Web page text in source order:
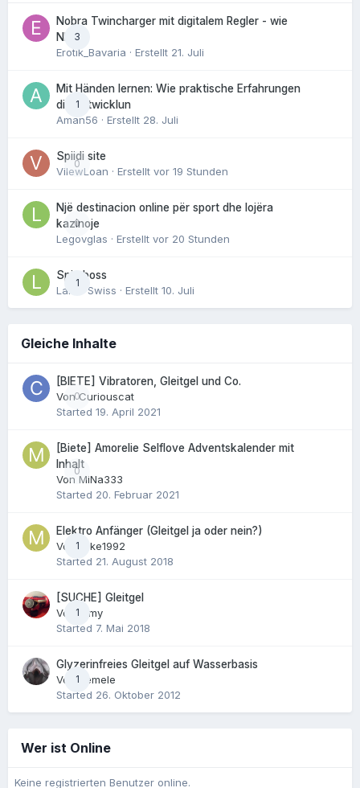
3
Nobra Twincharger mit digitalem Regler - wie
NEU!
Erotik_Bavaria · Erstellt 21. Juli
1
Mit Händen lernen: Wie praktische Erfahrungen
die Entwicklun
Aman56 · Erstellt 28. Juli
0
Spiidi site
VilewLoan · Erstellt vor 19 Stunden
0
Një destinacion online për sport dhe lojëra
kazinoje
Legovglas · Erstellt vor 20 Stunden
1
Spin boss
Laker Swiss · Erstellt 10. Juli
Gleiche Inhalte
0
[BIETE] Vibratoren, Gleitgel und Co.
VonCuriouscat
Started 19. April 2021
0
[Biete] Amorelie Selflove Adventskalender mit
Inhalt
Von MiNa333
Started 20. Februar 2021
1
Elektro Anfänger (Gleitgel ja oder nein?)
Von mike1992
Started 21. August 2018
1
[SUCHE] Gleitgel
Von Timy
Started 7. Mai 2018
1
Glyzerinfreies Gleitgel auf Wasserbasis
Von Semele
Started 26. Oktober 2012
Wer ist Online
Keine registrierten Benutzer online.